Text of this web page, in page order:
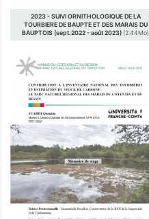
2023 - SUIVI ORNITHOLOGIQUE DE LA
TOURBIERE DE BAUPTE ET DES MARAIS DU
BAUPTOIS (sept.2022 - août 2023) (2.44Mo)